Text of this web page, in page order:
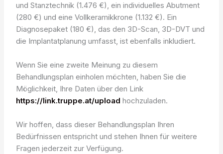
und Stanztechnik (1.476 €), ein individuelles Abutment
(280 €) und eine Vollkeramikkrone (1.132 €). Ein
Diagnosepaket (180 €), das den 3D-Scan, 3D-DVT und
die Implantatplanung umfasst, ist ebenfalls inkludiert.
Wenn Sie eine zweite Meinung zu diesem
Behandlungsplan einholen möchten, haben Sie die
Möglichkeit, Ihre Daten über den Link
https://link.truppe.at/upload hochzuladen.
Wir hoffen, dass dieser Behandlungsplan Ihren
Bedürfnissen entspricht und stehen Ihnen für weitere
Fragen jederzeit zur Verfügung.